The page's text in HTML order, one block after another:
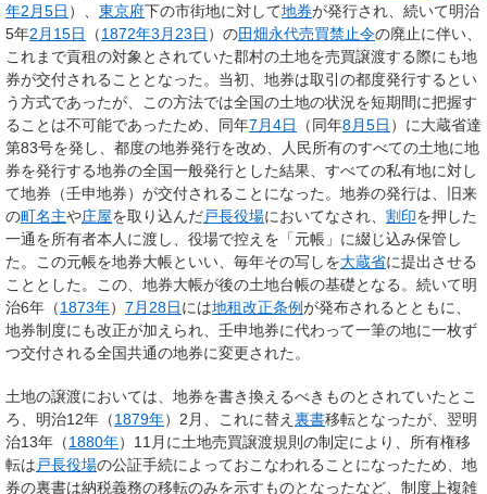
年2月5日 ）、 東京府下の市街地に対して地券が発行され、続いて明治
5年2月15日 （1872年3月23日 ）の田畑永代売買禁止令の廃止に伴い、
これまで貢租の対象とされていた郡村の土地を売買譲渡する際にも地
券が交付されることとなった。当初、地券は取引の都度発行するとい
う方式であったが、この方法では全国の土地の状況を短期間に把握す
ることは不可能であったため、同年7月4日 （同年8月5日 ）に大蔵省達
第83号を発し、都度の地券発行を改め、人民所有のすべての土地に地
券を発行する地券の全国一般発行とした結果、すべての私有地に対し
て地券（壬申地券）が交付されることになった。地券の発行は、旧来
の町名主や庄屋を取り込んだ戸長役場においてなされ、 割印を押した
一通を所有者本人に渡し、役場で控えを「元帳」に綴じ込み保管し
た。この元帳を地券大帳といい、毎年その写しを大蔵省に提出させる
こととした。この、地券大帳が後の土地台帳の基礎となる。続いて明
治6年（1873年） 7月28日には地租改正条例が発布されるとともに、
地券制度にも改正が加えられ、壬申地券に代わって一筆の地に一枚ず
つ交付される全国共通の地券に変更された。
土地の譲渡においては、地券を書き換えるべきものとされていたとこ
ろ、明治12年（1879年）2月、これに替え 裏書移転となったが、翌明
治13年（1880年）11月に土地売買譲渡規則の制定により、所有権移
転は 戸長役場の公証手続によっておこなわれることになったため、地
券の裏書は納税義務の移転のみを示すものとなったなど、制度上複雑